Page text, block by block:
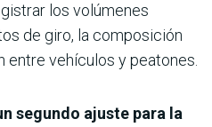
los volúmenes
de giro, la composición
entre vehículos y peatones.
segundo ajuste para la